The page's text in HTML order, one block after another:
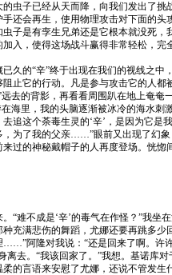
虫子已经从天而降，向我们发出了挑
还会再生，使用物理攻击对下面的
子是有孪生兄弟还是它根本就没死
入，使得这场战斗赢得非常轻松，完
久的“辛”终于出现在我们的视线之
止它的行动。凡是参与攻击它的人
去的背影，再看看周围趴在地上奄奄
海里，我的头脑逐渐被冰冷的海水刺
追这个荼毒生灵的‘辛’，是因为它是
为了我的父亲……”眼前又出现了幻象
过的神秘戴帽子的人再度登场。恍
“难不成是‘辛’的毒气在作怪？”我坐
充满悲伤的舞蹈，尤娜还要再跳多少
……”阿隆对我说：“还是回来了啊。许
离去。“我该回家了。”我想。基诺库
的言语来安慰了尤娜，还说不管发